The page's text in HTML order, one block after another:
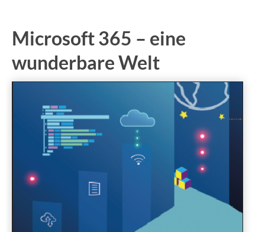
Microsoft 365 – eine
wunderbare Welt